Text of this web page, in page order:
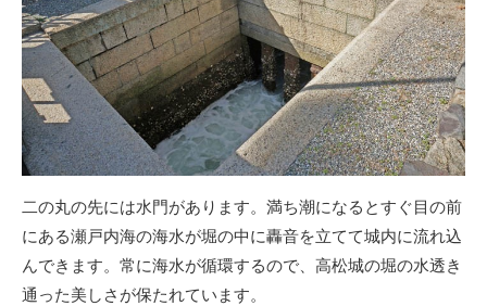
二の丸の先には水門があります。満ち潮になるとすぐ目の前
にある瀬戸内海の海水が堀の中に轟音を立てて城内に流れ込
んできます。常に海水が循環するので、高松城の堀の水透き
通った美しさが保たれています。